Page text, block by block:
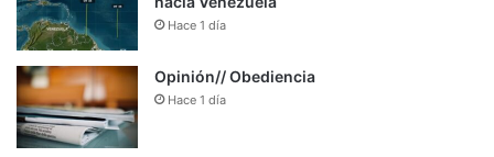
Hace 1 día
Opinión// Obediencia
Hace 1 día